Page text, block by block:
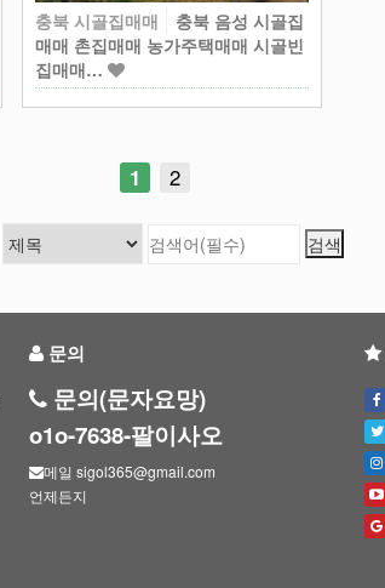
충북 시골집매매
충북 음성 시골집
매매 촌집매매 농가주택매매 시골빈
집매매…
1 2
문의
문의(문자요망)
o1o-7638-팔이사오
메일 sigol365@gmail.com
언제든지